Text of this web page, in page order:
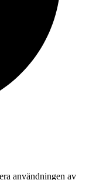
användningen av